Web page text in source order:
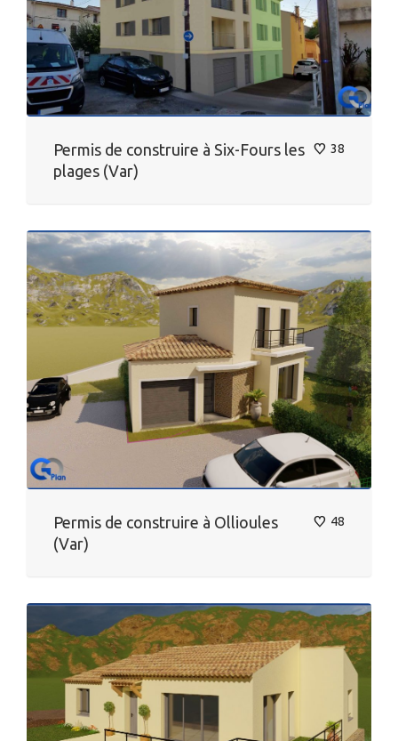
38
Permis de construire à Six-Fours les
plages (Var)
48
Permis de construire à Ollioules
(Var)